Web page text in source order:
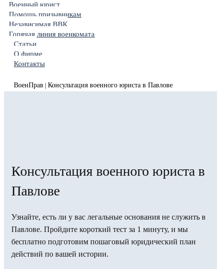
Военный юрист
Помощь призывникам
Независимая ВВК
Горячая линия военкомата
Статьи
О фирме
Контакты
ВоенПрав Консультация военного юриста в Павлове
Консультация военного юриста в
Павлове
Узнайте, есть ли у вас легальные основания не служить в
Павлове. Пройдите короткий тест за 1 минуту, и мы
бесплатно подготовим пошаговый юридический план
действий по вашей истории.